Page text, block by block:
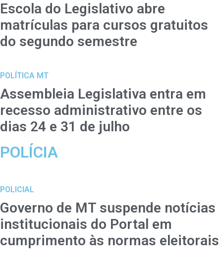
Escola do Legislativo abre
matrículas para cursos gratuitos
do segundo semestre
POLÍTICA MT
Assembleia Legislativa entra em
recesso administrativo entre os
dias 24 e 31 de julho
POLÍCIA
POLICIAL
Governo de MT suspende notícias
institucionais do Portal em
cumprimento às normas eleitorais